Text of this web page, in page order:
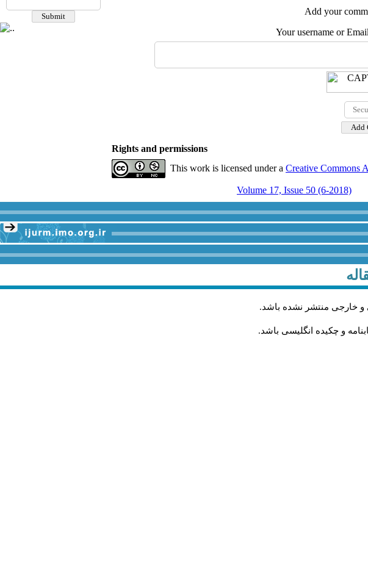
Add your
Your username or
Rights and permissions
This work is licensed under a Creative Commons
Volume 17, Issue 50 (6-2018)
و خارجی منتشر نشده باشد.
و چکیده انگلیسی باشد.